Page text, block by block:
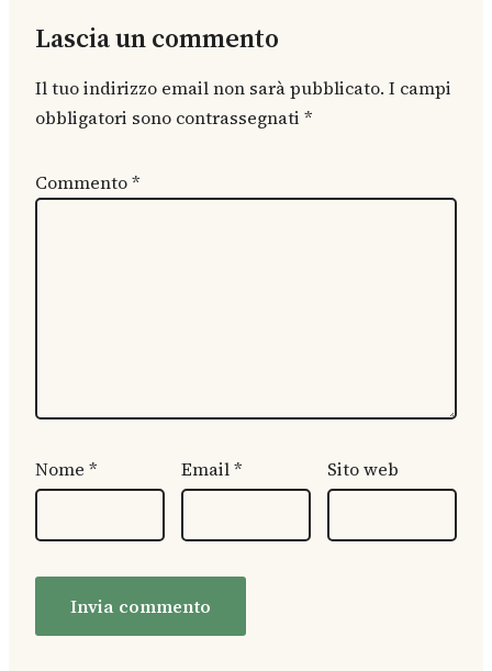
Lascia un commento
Il tuo indirizzo email non sarà pubblicato. I campi
obbligatori sono contrassegnati *
Commento*
Nome * Email* Sito web